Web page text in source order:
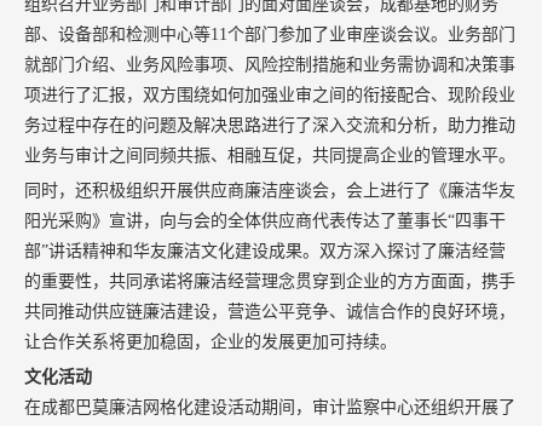
组织召开业务部门和审计部门的面对面座谈会，成都基地的财务
部、设备部和检测中心等11个部门参加了业审座谈会议。业务部门
就部门介绍、业务风险事项、风险控制措施和业务需协调和决策事
项进行了汇报，双方围绕如何加强业审之间的衔接配合、现阶段业
务过程中存在的问题及解决思路进行了深入交流和分析，助力推动
业务与审计之间同频共振、相融互促，共同提高企业的管理水平。
同时，还积极组织开展供应商廉洁座谈会，会上进行了《廉洁华友
阳光采购》宣讲，向与会的全体供应商代表传达了董事长“四事干
部”讲话精神和华友廉洁文化建设成果。双方深入探讨了廉洁经营
的重要性，共同承诺将廉洁经营理念贯穿到企业的方方面面，携手
共同推动供应链廉洁建设，营造公平竞争、诚信合作的良好环境，
让合作关系将更加稳固，企业的发展更加可持续。
文化活动
在成都巴莫廉洁网格化建设活动期间，审计监察中心还组织开展了